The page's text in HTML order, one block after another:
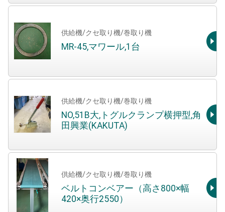
供給機/クセ取り機/巻取り機
MR-45,マワール,1台
供給機/クセ取り機/巻取り機
NO,51B大,トグルクランプ横押型,角
田興業(KAKUTA)
供給機/クセ取り機/巻取り機
ベルトコンベアー（高さ800×幅
420×奥行2550）